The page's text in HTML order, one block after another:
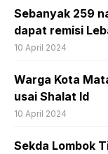
Sebanyak 259
dapat remisi
10 April 2024
Warga Kota
usai Shalat Id
10 April 2024
Sekda Lombok